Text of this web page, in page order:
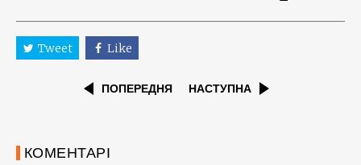
Tweet Like
ПОПЕРЕДНЯ НАСТУПНА
КОМЕНТАРІ